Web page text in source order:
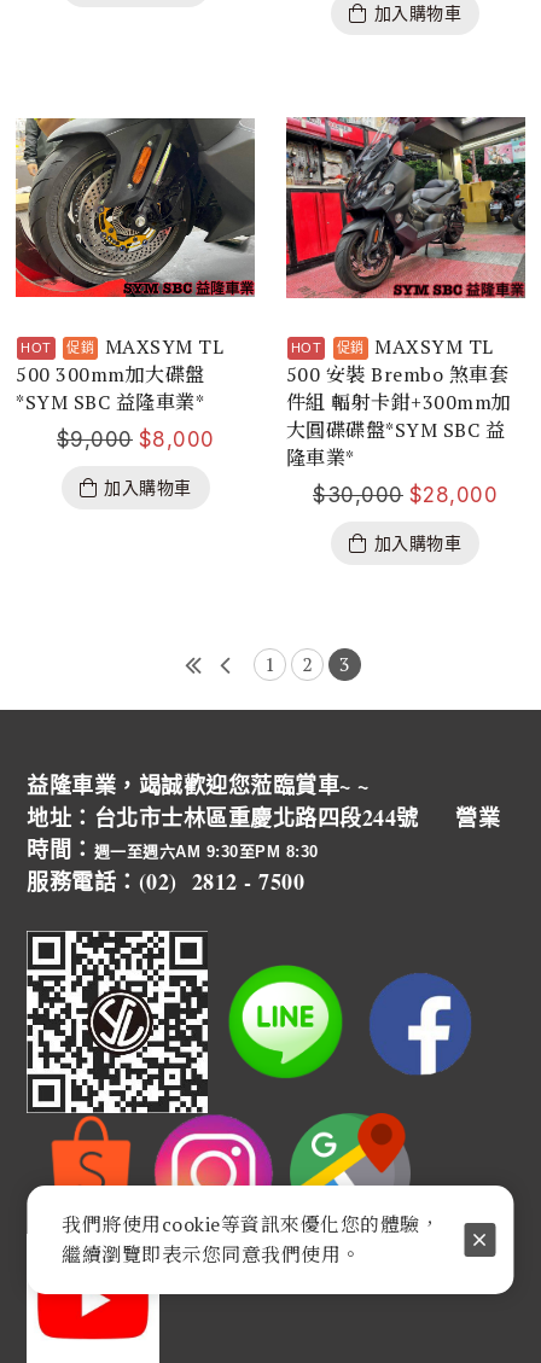
加入購物車
MAXSYM TL
500 300mm加大碟盤
*SYM SBC 益隆車業*
$9,000 $8,000
加入購物車
MAXSYM TL
500 安裝 Brembo 煞車套
件組 輻射卡鉗+300mm加
大圓碟碟盤*SYM SBC 益
隆車業*
$30,000 $28,000
加入購物車
1 2 3
益隆車業，竭誠歡迎您蒞臨賞車~ ~
地址：台北市士林區重慶北路四段244號 營業
時間： 週一至週六AM 9:30至PM 8:30
服務電話：(02) 2812 - 7500
我們將使用cookie等資訊來優化您的體驗，
繼續瀏覽即表示您同意我們使用。